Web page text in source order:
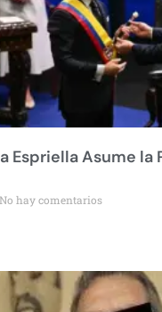
Espriella Asume la
No hay comentarios